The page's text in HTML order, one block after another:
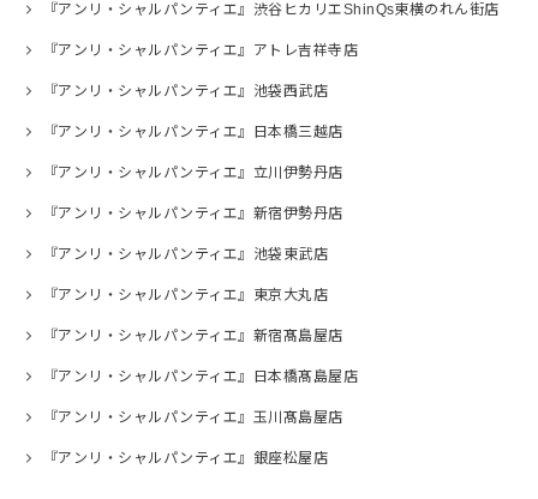
『アンリ・シャルパンティエ』渋谷ヒカリエShinQs東横のれん街店
『アンリ・シャルパンティエ』アトレ吉祥寺店
『アンリ・シャルパンティエ』池袋西武店
『アンリ・シャルパンティエ』日本橋三越店
『アンリ・シャルパンティエ』立川伊勢丹店
『アンリ・シャルパンティエ』新宿伊勢丹店
『アンリ・シャルパンティエ』池袋東武店
『アンリ・シャルパンティエ』東京大丸店
『アンリ・シャルパンティエ』新宿髙島屋店
『アンリ・シャルパンティエ』日本橋髙島屋店
『アンリ・シャルパンティエ』玉川髙島屋店
『アンリ・シャルパンティエ』銀座松屋店